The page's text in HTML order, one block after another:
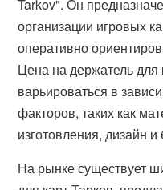
Tarkov". Он
организации игровых
оперативно
Цена на держатель для
варьироваться в
факторов, таких как
изготовления, дизайн
На рынке существует